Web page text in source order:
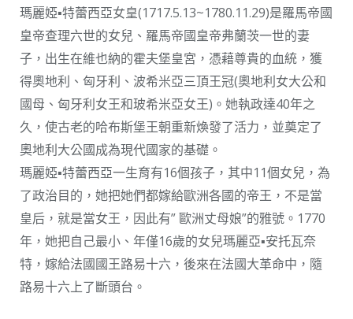
瑪麗婭▪特蕾西亞女皇(1717.5.13~1780.11.29)是羅馬帝國
皇帝查理六世的女兒、羅馬帝國皇帝弗蘭茨一世的妻
子，出生在維也納的霍夫堡皇宮，憑藉尊貴的血統，獲
得奧地利、匈牙利、波希米亞三頂王冠(奧地利女大公和
國母、匈牙利女王和玻希米亞女王)。她執政達40年之
久，使古老的哈布斯堡王朝重新煥發了活力，並奠定了
奧地利大公國成為現代國家的基礎。
瑪麗婭▪特蕾西亞一生育有16個孩子，其中11個女兒，為
了政治目的，她把她們都嫁給歐洲各國的帝王，不是當
皇后，就是當女王，因此有” 歐洲丈母娘”的雅號。1770
年，她把自己最小、年僅16歲的女兒瑪麗亞▪安托瓦奈
特，嫁給法國國王路易十六，後來在法國大革命中，隨
路易十六上了斷頭台。